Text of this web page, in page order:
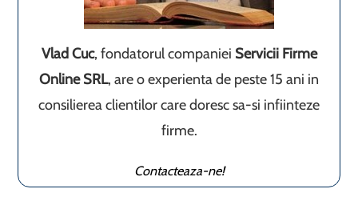
Vlad Cuc, fondatorul companiei Servicii Firme
Online SRL, are o experienta de peste 15 ani in
consilierea clientilor care doresc sa-si infiinteze
firme.
Contacteaza-ne!